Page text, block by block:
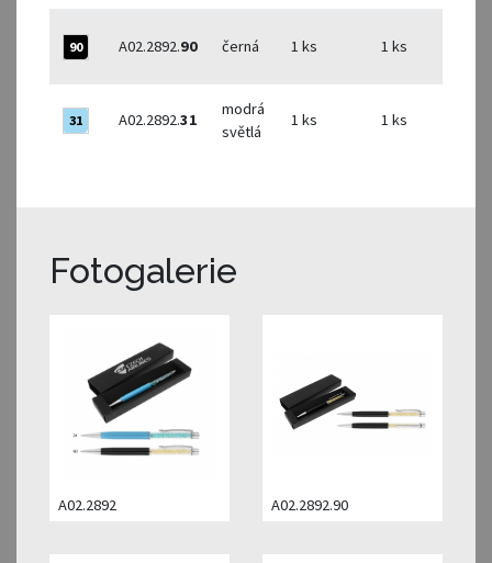
90 A02.2892.90 černá 1 ks 1 ks
31 A02.2892.31
modrá
světlá
1 ks 1 ks
Fotogalerie
A02.2892 A02.2892.90